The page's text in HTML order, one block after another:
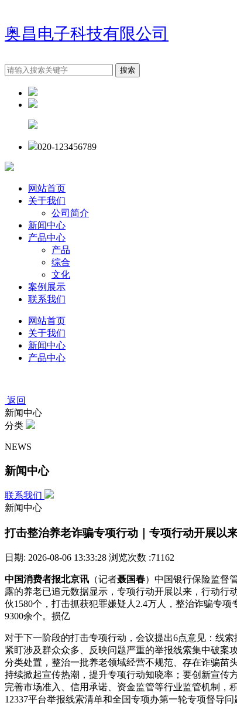
奥昌电子科技有限公司
020-123456789
网站首页
关于我们
公司简介
新闻中心
产品中心
产品
综合
文化
案例展示
联系我们
网站首页
关于我们
新闻中心
产品中心
返回
新闻中心
分类
NEWS
新闻中心
联系我们
新闻中心
打击整治养老诈骗专项行动｜专项行动开展以
日期: 2026-08-06 13:33:28 浏览次数 :71162
中国消费者报北京讯 （记者聂国春）中国银行保险监督
露的养老已追元数据显示，专项行动开展以来，行动行
伙1580个，打击抓获犯罪嫌疑人2.4万人，整治诈骗专
9300余个。损亿
对于下一阶段的打击专项行动，会议提出6点意见：线
紧盯涉及群众众多、反映问题严重的举报线索集中破案
分类处置，整治一批养老领域经营不规范、存在诈骗苗
持续掀起宣传热潮，提升专项行动知晓率；要创新宣传
完善市场准入、信用承诺、资金监管等行业监管机制，
12337平台举报线索清单和全国专项办第一轮专项督导问